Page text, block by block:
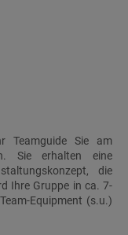
Teamguide Sie am
Sie erhalten eine
die
Ihre Gruppe in ca. 7-
Equipment (s.u.)